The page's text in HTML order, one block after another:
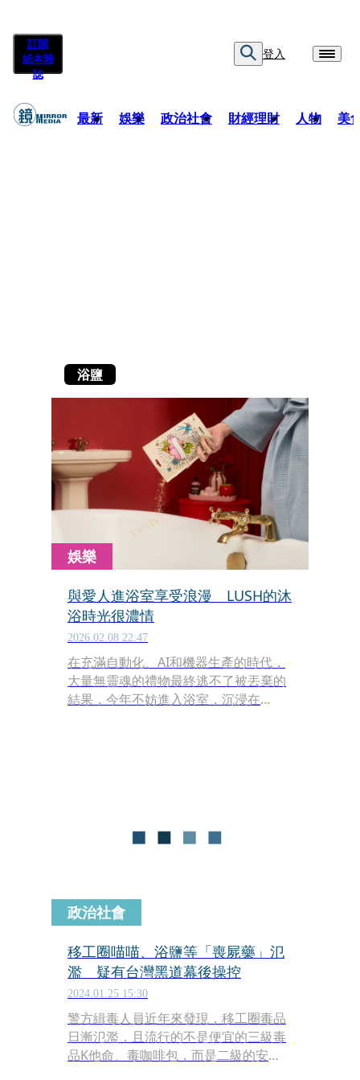
訂閱
紙本雜
誌
登入
最新 娛樂 政治社會 財經理財 人物 美
浴鹽
娛樂
與愛人進浴室享受浪漫 LUSH的沐
浴時光很濃情
2026.02.08 22:47
在充滿自動化、AI和機器生產的時代，
大量無靈魂的禮物最終逃不了被丟棄的
結果，今年不妨進入浴室，沉浸在
工禮物，都是能對摯愛表達心意的精心
政治社會
移工圈喵喵、浴鹽等「喪屍藥」氾
濫 疑有台灣黑道幕後操控
2024.01.25 15:30
警方緝毒人員近年來發現，移工圈毒品
日漸氾濫，且流行的不是便宜的三級毒
品K他命、毒咖啡包，而是二級的安